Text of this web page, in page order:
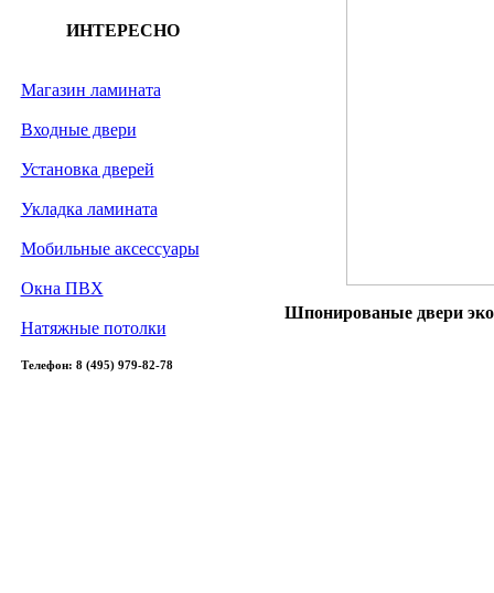
ИНТЕРЕСНО
Магазин ламината
Входные двери
Установка дверей
Укладка ламината
Мобильные аксессуары
Окна ПВХ
Натяжные потолки
Телефон: 8 (495) 979-82-78
Шпонированые двери